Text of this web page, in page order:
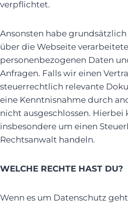
verpflichtet.
Ansonsten habe
über die Webseite
personenbezogenen Daten
Anfragen. Falls wir einen
steuerrechtlich relevante
eine Kenntnisnahme durch
nicht ausgeschlossen. Hierbei
insbesondere um einen
Rechtsanwalt handeln.
WELCHE RECHTE HAST DU?
Wenn es um Datenschutz